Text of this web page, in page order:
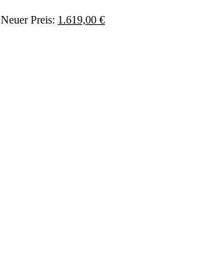
Ursprünglicher
Neuer Preis: 1.619,00 €Aktueller